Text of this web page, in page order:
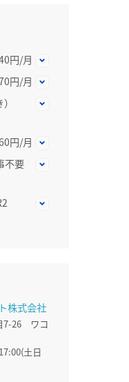
円/月
円/月
円/月
不要
株式会社
7-26 ワコ
土日